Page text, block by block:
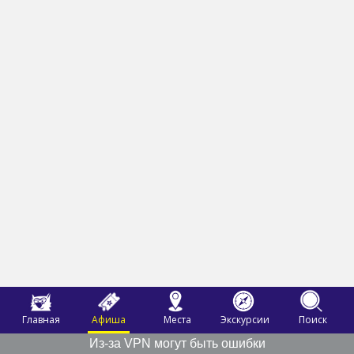
Главная Афиша Места Экскурсии
Поиск
Из-за VPN могут быть ошибки